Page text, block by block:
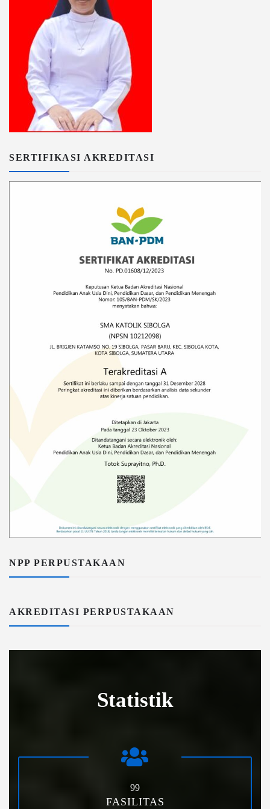
SERTIFIKASI AKREDITASI
NPP PERPUSTAKAAN
AKREDITASI PERPUSTAKAAN
Statistik
99
FASILITAS